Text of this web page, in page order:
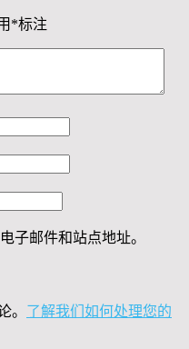
*标注
子邮件和站点地址。
。 了解我们如何处理您的